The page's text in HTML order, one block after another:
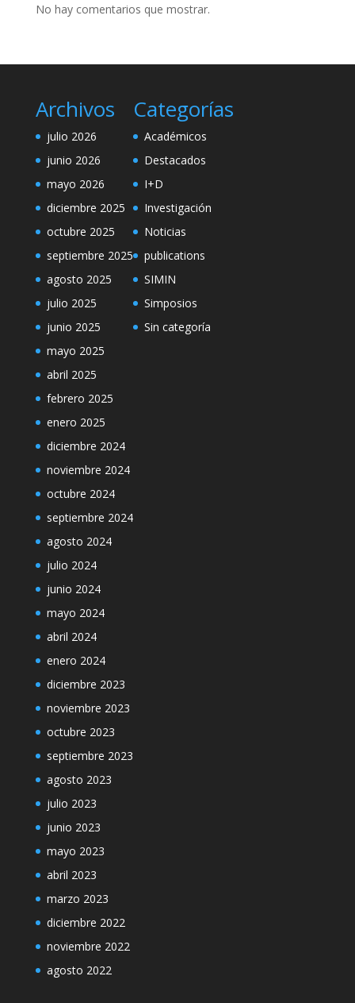
No hay comentarios que mostrar.
Archivos
julio 2026
junio 2026
mayo 2026
diciembre 2025
octubre 2025
septiembre 2025
agosto 2025
julio 2025
junio 2025
mayo 2025
abril 2025
febrero 2025
enero 2025
diciembre 2024
noviembre 2024
octubre 2024
septiembre 2024
agosto 2024
julio 2024
junio 2024
mayo 2024
abril 2024
enero 2024
diciembre 2023
noviembre 2023
octubre 2023
septiembre 2023
agosto 2023
julio 2023
junio 2023
mayo 2023
abril 2023
marzo 2023
diciembre 2022
noviembre 2022
agosto 2022
Categorías
Académicos
Destacados
I+D
Investigación
Noticias
publications
SIMIN
Simposios
Sin categoría